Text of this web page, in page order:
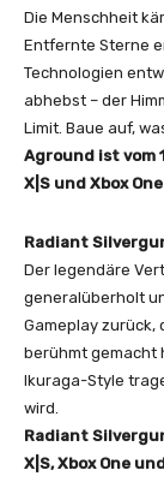
Die Menschheit
Entfernte Sterne
Technologien
abhebst – der
Limit. Baue auf,
Aground ist vom
X|S und Xbox
Radiant
Der legendäre
generalüberholt
Gameplay zurück,
berühmt gemacht
Ikuraga-Style
wird.
Radiant
X|S, Xbox One